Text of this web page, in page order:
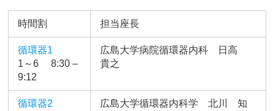
時間割 担当座長
循環器1
1～6 8:30 –
9:12
広島大学病院循環器内科 日高
貴之
循環器2
広島大学循環器内科学 北川 知